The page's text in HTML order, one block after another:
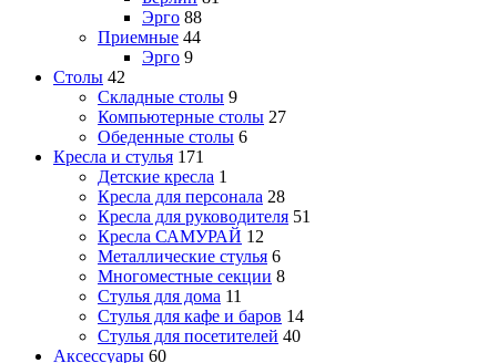
Эрго 88
Приемные 44
Эрго 9
Столы 42
Складные столы 9
Компьютерные столы 27
Обеденные столы 6
Кресла и стулья 171
Детские кресла 1
Кресла для персонала 28
Кресла для руководителя 51
Кресла САМУРАЙ 12
Металлические стулья 6
Многоместные секции 8
Стулья для дома 11
Стулья для кафе и баров 14
Стулья для посетителей 40
Аксессуары 60